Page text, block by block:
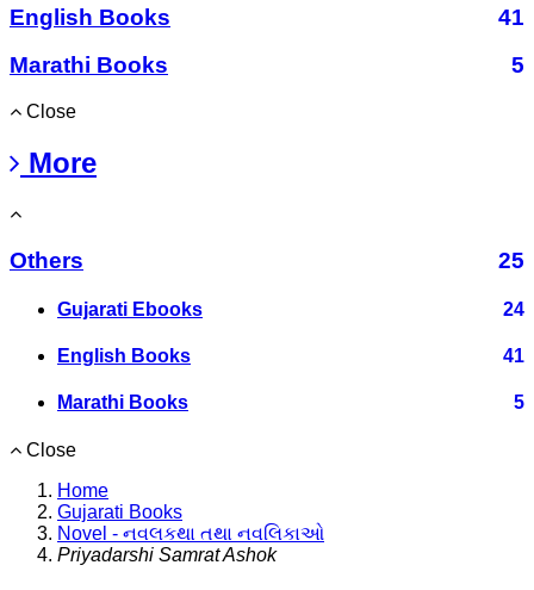
English Books
41
Marathi Books
5
Close
More
Others 25
Gujarati Ebooks 24
English Books 41
Marathi Books 5
Close
Home
Gujarati Books
Novel - નવલકથા તથા નવલિકાઓ
Priyadarshi Samrat Ashok